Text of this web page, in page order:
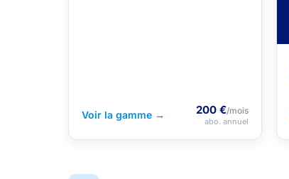
Voir la gamme → 200 €/mois
abo. annuel